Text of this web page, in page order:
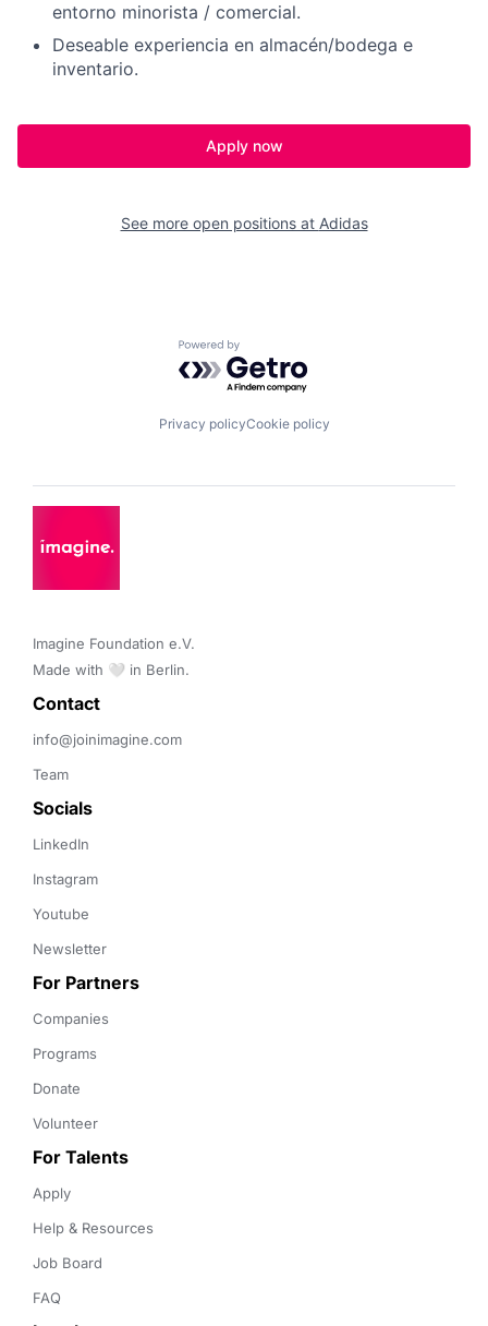
entorno minorista / comercial.
Deseable experiencia en almacén/bodega e
inventario.
Apply now
See more open positions at Adidas
Powered by Getro.com
Privacy policyCookie policy
Imagine Foundation e.V.
Made with 🤍 in Berlin.
Contact
info@joinimagine.com
Team
Socials
LinkedIn
Instagram
Youtube
Newsletter
For Partners
Companies
Programs
Donate
Volunteer
For Talents
Apply
Help & Resources
Job Board
FAQ